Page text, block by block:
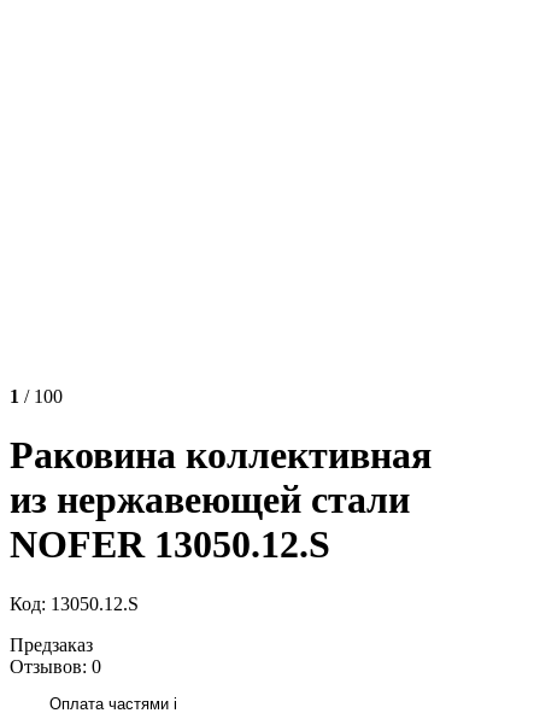
1 / 100
Раковина коллективная
из нержавеющей стали
NOFER 13050.12.S
Код: 13050.12.S
Предзаказ
Отзывов: 0
Оплата частями i